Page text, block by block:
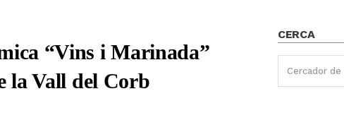
“Vins i Marinada”
la Vall del Corb
CERCA